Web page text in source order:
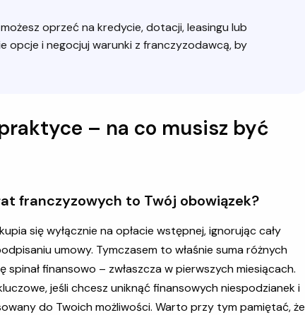
oprzeć na kredycie, dotacji, leasingu lub
opcje i negocjuj warunki z franczyzodawcą, by
– na co musisz być
franczyzowych to Twój obowiązek?
się wyłącznie na opłacie wstępnej, ignorując cały
umowy. Tymczasem to właśnie suma różnych
finansowo – zwłaszcza w pierwszych miesiącach.
jeśli chcesz uniknąć finansowych niespodzianek i
do Twoich możliwości. Warto przy tym pamiętać, że